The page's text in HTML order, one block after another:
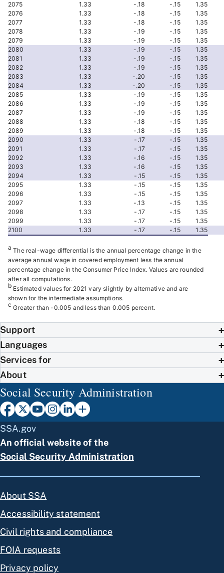
2075
1.33 -.18 -.15
1.35
2076
1.33 -.18 -.15
1.35
2077
1.33 -.18 -.15
1.35
2078
1.33 -.19 -.15
1.35
2079
1.33 -.19 -.15
1.35
2080
1.33 -.19 -.15
1.35
2081
1.33 -.19 -.15
1.35
2082
1.33 -.19 -.15
1.35
2083
1.33 -.20 -.15
1.35
2084
1.33 -.20 -.15
1.35
2085
1.33 -.19 -.15
1.35
2086
1.33 -.19 -.15
1.35
2087
1.33 -.19 -.15
1.35
2088
1.33 -.18 -.15
1.35
2089
1.33 -.18 -.15
1.35
2090
1.33 -.17 -.15
1.35
2091
1.33 -.17 -.15
1.35
2092
1.33 -.16 -.15
1.35
2093
1.33 -.16 -.15
1.35
2094
1.33 -.15 -.15
1.35
2095
1.33 -.15 -.15
1.35
2096
1.33 -.15 -.15
1.35
2097
1.33 -.13 -.15
1.35
2098
1.33 -.17 -.15
1.35
2099
1.33 -.17 -.15
1.35
2100
1.33 -.17 -.15 1.35
a The real-wage differential is the annual percentage change in the
average annual wage in covered employment less the annual
percentage change in the Consumer Price Index. Values are rounded
after all computations.
b Estimated values for 2021 vary slightly by alternative and are
shown for the intermediate assumptions.
c Greater than -0.005 and less than 0.005 percent.
Support
Languages
Services for
About
Social Security Administration
SSA.gov
An official website of the
Social Security Administration
About SSA
Accessibility statement
Civil rights and compliance
FOIA requests
Privacy policy